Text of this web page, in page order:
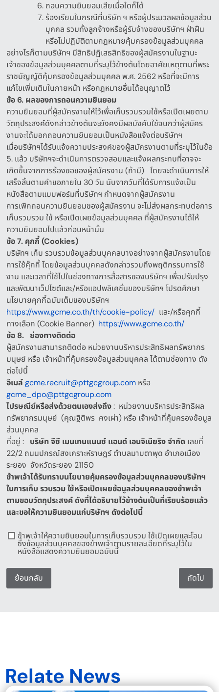
ถอนความยินยอมเสียเมื่อใดก็ได้
ร้องเรียนในกรณีที่บริษัท ฯ หรือผู้ประมวลผลข้อมูลส่วน
บุคคล รวมทั้งลูกจ้างหรือผู้รับจ้างของบริษัทฯ ฝ่าฝืน
หรือไม่ปฏิบัติตามกฎหมายคุ้มครองข้อมูลส่วนบุคคล
อย่างไรก็ตามบริษัทฯ มีสิทธิปฏิเสธสิทธิของผู้สมัครงานในฐานะ
เจ้าของข้อมูลส่วนบุคคลตามที่ระบุไว้ข้างต้นโดยอาศัยเหตุตามที่พระ
ราชบัญญัติคุ้มครองข้อมูลส่วนบุคคล พ.ศ. 2562 หรือที่จะมีการ
แก้ไขเพิ่มเติมในภายหน้า หรือกฎหมายอื่นได้อนุญาตไว้
ข้อ6. ผลของการถอนความยินยอม
ความยินยอมที่ผู้สมัครงานให้ไว้เพื่อเก็บรวบรวมใช้หรือเปิดเผยตาม
วัตถุประสงค์ดังกล่าวข้างต้นจะยังคงมีผลบังคับใช้จนกว่าผู้สมัคร
งานจะได้บอกถอนความยินยอมเป็นหนังสือแจ้งต่อบริษัทฯ
เมื่อบริษัทฯได้รับแจ้งความประสงค์ของผู้สมัครงานตามที่ระบุไว้ในข้อ
5. แล้ว บริษัทฯจะดำเนินการตรวจสอบและแจ้งผลกระทบที่อาจจะ
เกิดขึ้นจากการร้องขอของผู้สมัครงาน (ถ้ามี) โดยจะดำเนินการให้
เสร็จสิ้นตามคำขอภายใน 30วัน นับจากวันที่ได้รับการแจ้งเป็น
หนังสือตามแบบฟอร์มที่บริษัทฯ กำหนดจากผู้สมัครงาน
การเพิกถอนความยินยอมของผู้สมัครงาน จะไม่ส่งผลกระทบต่อการ
เก็บรวบรวม ใช้ หรือเปิดเผยข้อมูลส่วนบุคคล ที่ผู้สมัครงานได้ให้
ความยินยอมไปแล้วก่อนหน้านั้น
ข้อ7. คุกกี้ (Cookies)
บริษัทฯ เก็บ รวบรวมข้อมูลส่วนบุคคลบางอย่างจากผู้สมัครงานโดย
การใช้คุ๊กกี้ โดยข้อมูลส่วนบุคคลดังกล่าวรวมถึงพฤติกรรมการใช้
งาน และเวลาที่ใช้ไปในช่องทางการสื่อสารของบริษัทฯ เพื่อปรับปรุง
และพัฒนาเว็ปไซต์และ/หรือแอปพลิเคชั่นของบริษัทฯ โปรดศึกษา
นโยบายคุกกี้ฉบับเต็มของบริษัทฯ
https://www.gcme.co.th/th/cookie-policy/ และ/หรือคุกกี้
ทางเลือก (Cookie Banner) https://www.gcme.co.th/
ข้อ 8.
ช่องทางติดต่อ
ผู้สมัครงานสามารถติดต่อ หน่วยงานบริหารประสิทธิผลทรัพยากร
มนุษย์ หรือ เจ้าหน้าที่คุ้มครองข้อมูลส่วนบุคคล ได้ตามช่องทาง ดัง
ต่อไปนี้
อีเมล์gcme.recruit@pttgcgroup.com หรือ
gcme_dpo@pttgcgroup.com
ไปรษณีย์หรือส่งด้วยตนเองส่งถึง: หน่วยงานบริหารประสิทธิผล
ทรัพยากรมนุษย์ (คุณฐิติพร คงเผ่า) หรือ เจ้าหน้าที่คุ้มครองข้อมูล
ส่วนบุคคล
ที่อยู่ : บริษัทจีซี เมนเทนแนนซ์ แอนด์ เอนจิเนียริงจำกัด เลขที่
22/2 ถนนปกรณ์สงเคราะห์ราษฎร์ ตำบลมาบตาพุด อำเภอเมือง
ระยอง จังหวัดระยอง 21150
ข้าพเจ้าได้รับทราบนโยบายคุ้มครองข้อมูลส่วนบุคคลของบริษัทฯ
ในการเก็บ รวบรวม ใช้หรือเปิดเผยข้อมูลส่วนบุคคลของข้าพเจ้า
ตามขอบวัตถุประสงค์ ดังที่ได้อธิบายไว้ข้างต้นเป็นที่เรียบร้อยแล้ว
และขอให้ความยินยอมแก่บริษัทฯ ดังต่อไปนี้
ข้าพเจ้าให้ความยินยอมในการเก็บรวบรวม ใช้เปิดเผยและโอน
ซึ่งข้อมูลส่วนบุคคลของข้าพเจ้าตามรายละเอียดที่ระบุไว้ใน
หนังสือแสดงความยินยอมฉบับนี้
ย้อนกลับ ถัดไป
Relate News